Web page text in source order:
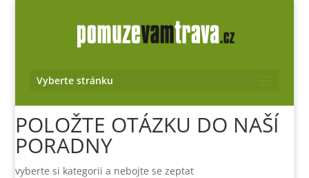
Vyberte stránku
POLOŽTE OTÁZKU DO NAŠÍ
PORADNY
vyberte si kategorii a nebojte se zeptat